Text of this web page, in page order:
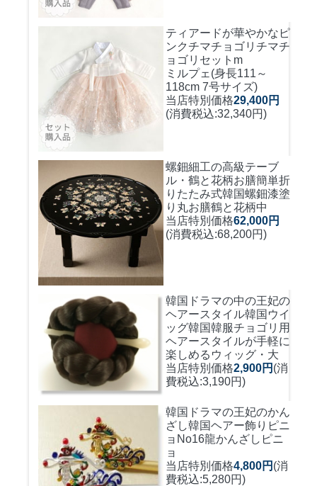
ティアードが華やかなピ
ンクチマチョゴリ チマチ
ョゴリセットm
ミルプェ(身長111～
118cm 7号サイズ)
当店特別価格29,400円
(消費税込:32,340円)
螺鈿細工の高級テーブ
ル・鶴と花柄お膳簡単折
りたたみ式韓国螺鈿漆塗
り丸お膳鶴と花柄中
当店特別価格62,000円
(消費税込:68,200円)
韓国ドラマの中の王妃の
ヘアースタイル韓国ウイ
ッグ韓国韓服チョゴリ用
ヘアースタイルが手軽に
楽しめるウィッグ・大
当店特別価格2,900円 (消
費税込:3,190円)
韓国ドラマの王妃のかん
ざし韓国ヘアー飾りピニ
ョNo16龍かんざしピニ
ョ
当店特別価格4,800円 (消
費税込:5,280円)